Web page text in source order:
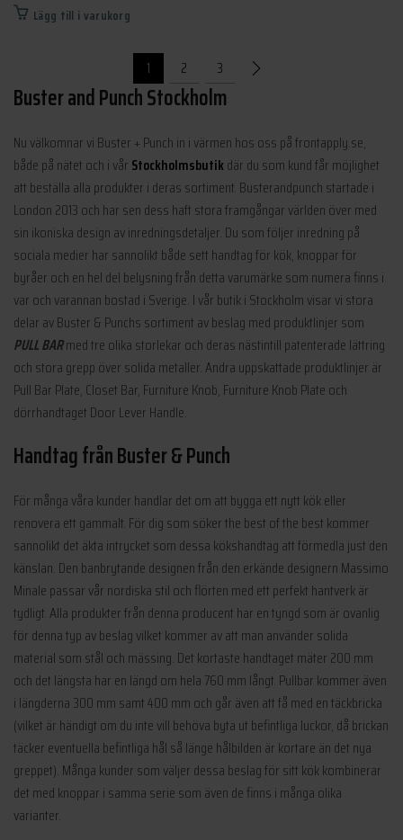
ursprungliga
669 kr.
nuvarande
402 kr.
Lägg till i varukorg
1 2 3
Buster and Punch Stockholm
Nu välkomnar vi Buster + Punch in i värmen hos oss på frontapply.se,
både på nätet och i vår Stockholmsbutikdär du som kund får möjlighet
att beställa alla produkter i deras sortiment. Busterandpunch startade i
London 2013 och har sen dess haft stora framgångar världen över med
sin ikoniska design av inredningsdetaljer. Du som följer inredning på
sociala medier har sannolikt både sett handtag för kök, knoppar för
byråer och en hel del belysning från detta varumärke som numera finns i
var och varannan bostad i Sverige. I vår butik i Stockholm visar vi stora
delar av Buster & Punchs sortiment av beslag med produktlinjer som
PULL BARmed tre olika storlekar och deras nästintill patenterade lättring
och stora grepp över solida metaller. Andra uppskattade produktlinjer är
Pull Bar Plate, Closet Bar, Furniture Knob, Furniture Knob Plate och
dörrhandtaget Door Lever Handle.
Handtag från Buster & Punch
För många våra kunder handlar det om att bygga ett nytt kök eller
renovera ett gammalt. För dig som söker the best of the best kommer
sannolikt det äkta intrycket som dessa kökshandtag att förmedla just den
känslan. Den banbrytande designen från den erkände designern Massimo
Minale passar vår nordiska stil och flörten med ett perfekt hantverk är
tydligt. Alla produkter från denna producent har en tyngd som är ovanlig
för denna typ av beslag vilket kommer av att man använder solida
material som stål och mässing. Det kortaste handtaget mäter 200 mm
och det längsta har en längd om hela 760 mm långt. Pullbar kommer även
i längderna 300 mm samt 400 mm och går även att få med en täckbricka
(vilket är händigt om du inte vill behöva byta ut befintliga luckor, då brickan
täcker eventuella befintliga hål så länge hålbilden är kortare än det nya
greppet). Många kunder som väljer dessa beslag för sitt kök kombinerar
det med knoppar i samma serie som även de finns i många olika
varianter.